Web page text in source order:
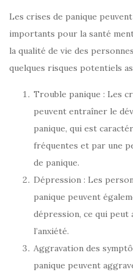
Les crises de panique
importants pour la santé
la qualité de vie des
quelques risques potentiels
Trouble panique : Les
peuvent entraîner le
panique, qui est
fréquentes et par une
de panique.
Dépression : Les
panique peuvent
dépression, ce qui peut
l’anxiété.
Aggravation des
panique peuvent